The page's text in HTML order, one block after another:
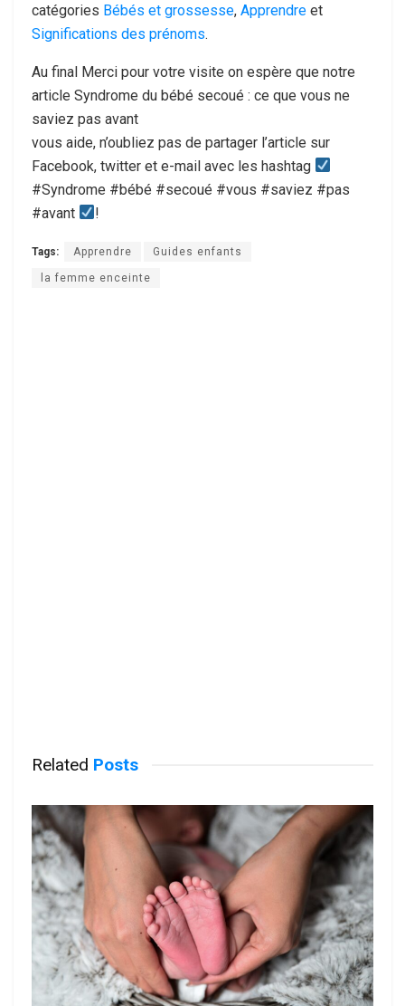
catégories Bébés et grossesse, Apprendre et
Significations des prénoms.
Au final Merci pour votre visite on espère que notre
article Syndrome du bébé secoué : ce que vous ne
saviez pas avant
vous aide, n’oubliez pas de partager l’article sur
Facebook, twitter et e-mail avec les hashtag
#Syndrome #bébé #secoué #vous #saviez #pas
#avant
!
Tags: Apprendre Guides enfants
la femme enceinte
Related Posts